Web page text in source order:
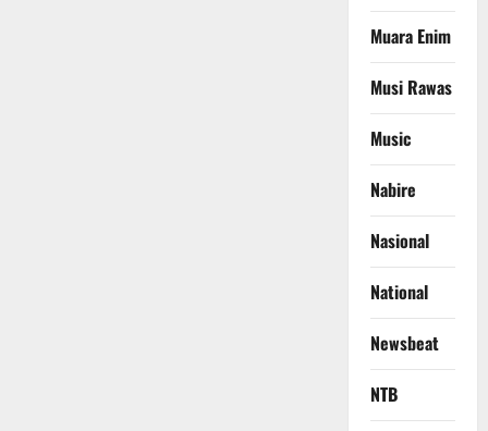
Muara Enim
Musi Rawas
Music
Nabire
Nasional
National
Newsbeat
NTB